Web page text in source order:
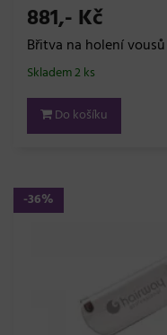
881,- Kč
Břitva na holení
Skladem 2 ks
Do košíku
-36%